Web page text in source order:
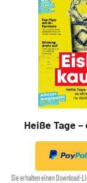
Heiße Tage
Sie erhalten einen Download-